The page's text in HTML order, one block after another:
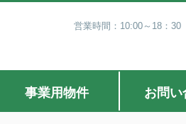
営業時間：10:00～18：30
事業用物件 お問い